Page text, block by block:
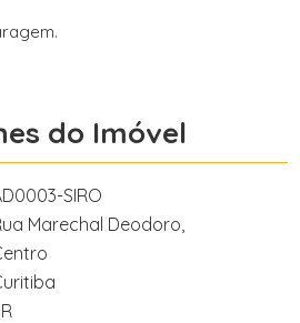
do Imóvel
SIRO
Marechal Deodoro,